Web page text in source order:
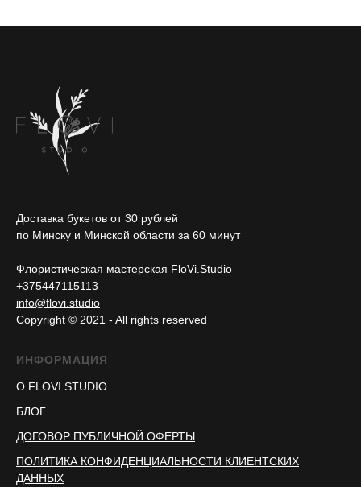
Доставка букетов от 30 рублей
по Минску и Минской области за 60 минут
Флористическая мастерская FloVi.Studio
+375447115113
info@flovi.studio
Copyright © 2021 - All rights reserved
ИНФОРМАЦИЯ
О FLOVI.STUDIO
БЛОГ
ДОГОВОР ПУБЛИЧНОЙ ОФЕРТЫ
ПОЛИТИКА КОНФИДЕНЦИАЛЬНОСТИ КЛИЕНТСКИХ
ДАННЫХ